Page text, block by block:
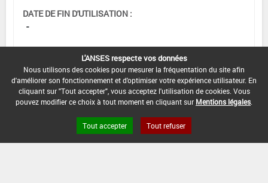
DATE DE FIN D'UTILISATION :
-
L'ANSES respecte vos données
Nous utilisons des cookies pour mesurer la fréquentation du site afin
d'améliorer son fonctionnement et d'optimiser votre expérience utilisateur. En
cliquant sur "Tout accepter", vous acceptez l'utilisation de cookies. Vous
pouvez modifier ce choix à tout moment en cliquant sur Mentions légales
Tout accepter Tout refuser